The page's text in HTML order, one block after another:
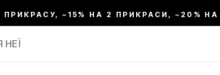
ПРИКРАСУ, –15% НА 2 ПРИКРАСИ, –20%
НЕЇ